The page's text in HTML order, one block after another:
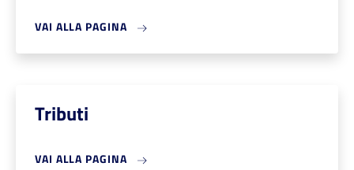
VAI ALLA PAGINA
Tributi
VAI ALLA PAGINA